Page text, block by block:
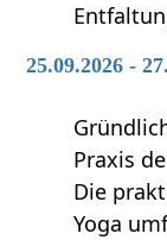
25.09.2026 -
Praxis
Die
Yoga